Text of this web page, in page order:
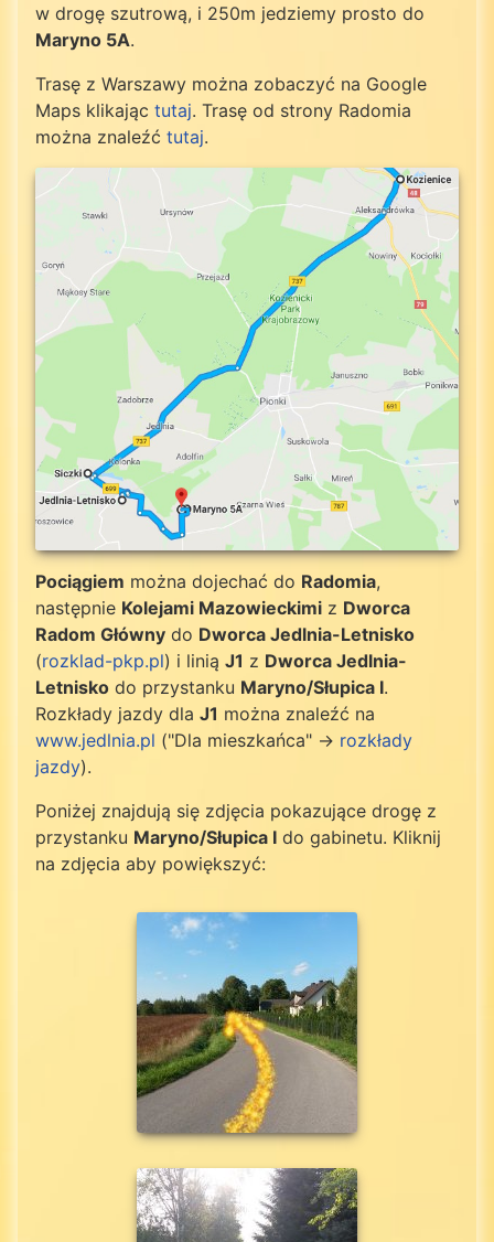
w drogę szutrową, i 250m jedziemy prosto do
Maryno 5A.
Trasę z Warszawy można zobaczyć na Google
Maps klikając tutaj. Trasę od strony Radomia
można znaleźć tutaj.
Pociągiem można dojechać do Radomia,
następnie Kolejami Mazowieckimi z Dworca
Radom Główny do Dworca Jedlnia-Letnisko
(rozklad-pkp.pl) i linią J1 z Dworca Jedlnia-
Letnisko do przystanku Maryno/Słupica I.
Rozkłady jazdy dla J1 można znaleźć na
www.jedlnia.pl ("Dla mieszkańca" -> rozkłady
jazdy).
Poniżej znajdują się zdjęcia pokazujące drogę z
przystanku Maryno/Słupica I do gabinetu. Kliknij
na zdjęcia aby powiększyć: